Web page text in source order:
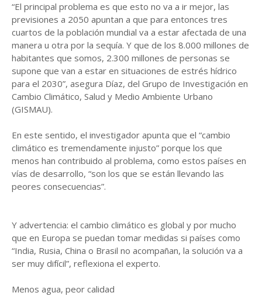
“El principal problema es que esto no va a ir mejor, las
previsiones a 2050 apuntan a que para entonces tres
cuartos de la población mundial va a estar afectada de una
manera u otra por la sequía. Y que de los 8.000 millones de
habitantes que somos, 2.300 millones de personas se
supone que van a estar en situaciones de estrés hídrico
para el 2030”, asegura Díaz, del Grupo de Investigación en
Cambio Climático, Salud y Medio Ambiente Urbano
(GISMAU).
En este sentido, el investigador apunta que el “cambio
climático es tremendamente injusto” porque los que
menos han contribuido al problema, como estos países en
vías de desarrollo, “son los que se están llevando las
peores consecuencias”.
Y advertencia: el cambio climático es global y por mucho
que en Europa se puedan tomar medidas si países como
“India, Rusia, China o Brasil no acompañan, la solución va a
ser muy difícil”, reflexiona el experto.
Menos agua, peor calidad